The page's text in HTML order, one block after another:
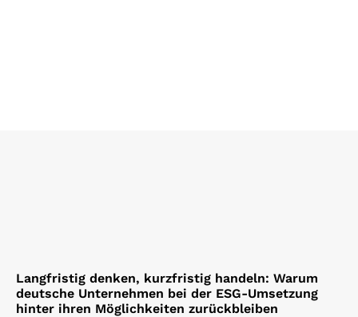
Langfristig denken, kurzfristig handeln: Warum
deutsche Unternehmen bei der ESG-Umsetzung
hinter ihren Möglichkeiten zurückbleiben